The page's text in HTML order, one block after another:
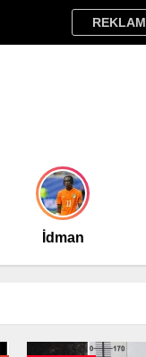
REKLAM
İdman